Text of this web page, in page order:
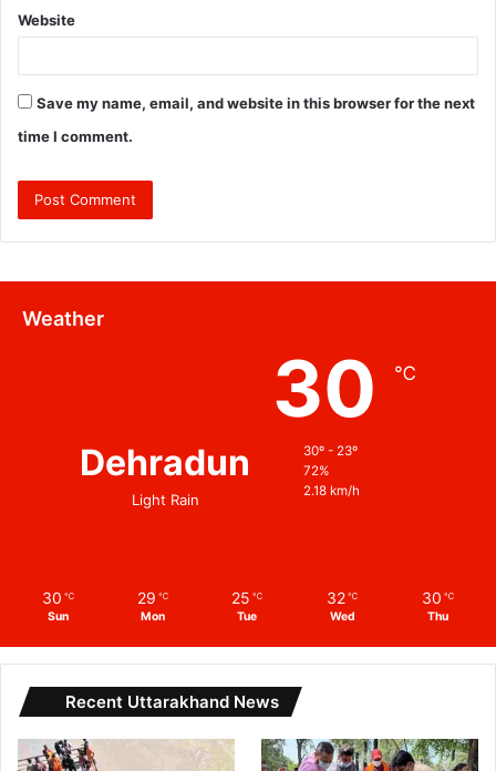
Website
Save my name, email, and website in this browser for the next
time I comment.
Weather
Dehradun
Light Rain
30 ℃
30º - 23º
72%
2.18 km/h
30 ℃
Sun
29 ℃
Mon
25 ℃
Tue
32 ℃
Wed
30 ℃
Thu
Recent Uttarakhand News